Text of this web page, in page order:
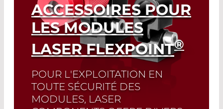
ACCESSOIRES POUR
LES MODULES
LASER FLEXPOINT®
POUR L'EXPLOITATION EN
TOUTE SÉCURITÉ DES
MODULES, LASER